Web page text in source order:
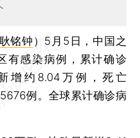
耿铭钟 ） 5月5日，中国之
有感染病例，累计确诊
增约8.04万例，死亡
例。全球累计确诊病